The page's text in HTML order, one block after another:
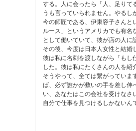
する。人に会ったら「人、足りて
うも言っていられません。やる
今の師匠である、伊東容子さんと
ルース」というアメリカでも有名
として働いていて、彼が店の人に
その後、今度は日本人女性と結婚
彼は私に名刺を渡しながら「もし
した。彼は私にたくさんの人を
そうやって、全ては繋がっていま
ば、必ず誰かが救いの手を差し伸
い、あなたはこの会社を受けなさ
自分で仕事を見つけるしかないん